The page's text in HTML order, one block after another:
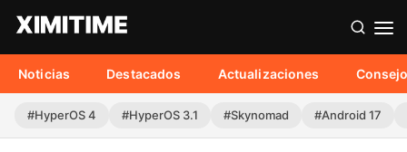
Noticias Destacados Actualizaciones
#HyperOS 4 #HyperOS 3.1 #Skynomad #Android 17